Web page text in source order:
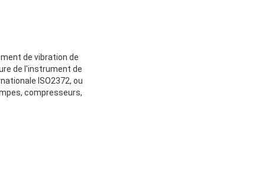
de vibration de
de l'instrument de
ISO2372, ou
compresseurs,